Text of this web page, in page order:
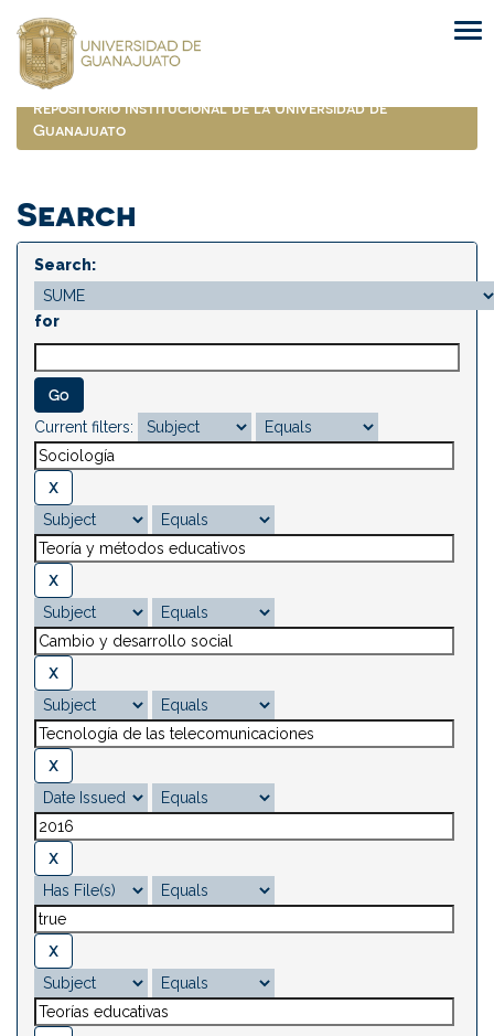
navigation
Repositorio Institucional de la Universidad de
Guanajuato
Search
Search:
for
Current filters: